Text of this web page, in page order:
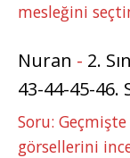
mesleğini
Nuran - 2.
43-44-45-46.
Soru:
görsellerini